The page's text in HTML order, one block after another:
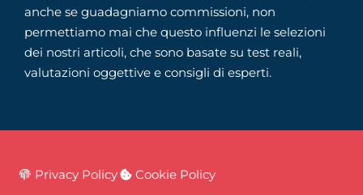
anche se guadagniamo commissioni, non
permettiamo mai che questo influenzi le selezioni
dei nostri articoli, che sono basate su test reali,
valutazioni oggettive e consigli di esperti.
Privacy Policy Cookie Policy